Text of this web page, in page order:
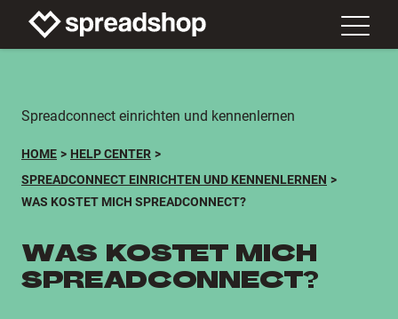
Spreadconnect einrichten und kennenlernen
HOME
HELP CENTER
SPREADCONNECT EINRICHTEN UND KENNENLERNEN
WAS KOSTET MICH SPREADCONNECT?
WAS KOSTET MICH
SPREADCONNECT?